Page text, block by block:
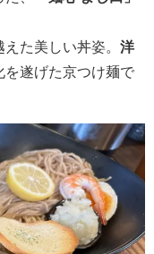
た美しい丼姿。 洋
を遂げた京つけ麺で